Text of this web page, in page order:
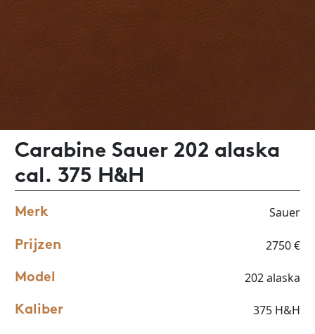
Carabine Sauer 202 alaska
cal. 375 H&H
Merk Sauer
Prijzen 2750 €
Model 202 alaska
Kaliber 375 H&H